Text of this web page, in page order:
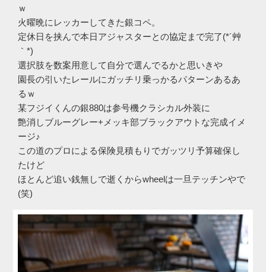
ｗ
火曜晩にレッカーしてきた銀コペ。
定休日を挟んで本日アジャスターとの協定まで完了(*´艸
｀*)
選択肢を数案用意して自分で選んでるかと思いきや
園長の引いたレールにガッチリ乗っかるパターンあるあ
るｗ
某フジイくんの銀880は参号機クラシカル外装に
艶消しブルーグレー+メッキ部ブラックアウトな完成イメ
ージ♪
この道のプロによる保険見積もりでガッツリ予算確保し
たけど
ほとんど追い銭無しで逝くからwheelは一旦テッチンやで
(笑)